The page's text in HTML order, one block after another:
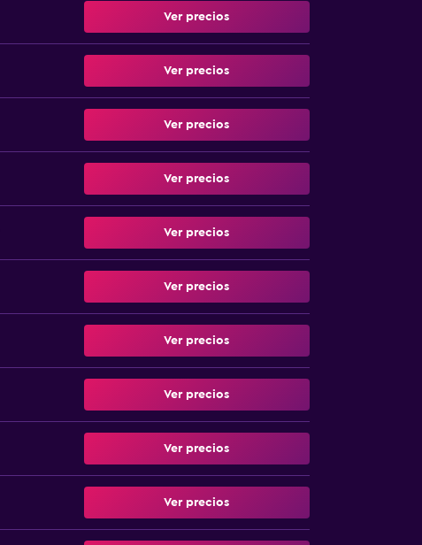
Ver precios
Ver precios
Ver precios
Ver precios
Ver precios
Ver precios
Ver precios
Ver precios
Ver precios
Ver precios